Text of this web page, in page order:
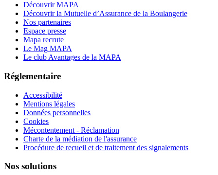
Découvrir MAPA
Découvrir la Mutuelle d’Assurance de la Boulangerie
Nos partenaires
Espace presse
Mapa recrute
Le Mag MAPA
Le club Avantages de la MAPA
Réglementaire
Accessibilité
Mentions légales
Données personnelles
Cookies
Mécontentement - Réclamation
Charte de la médiation de l'assurance
Procédure de recueil et de traitement des signalements
Nos solutions